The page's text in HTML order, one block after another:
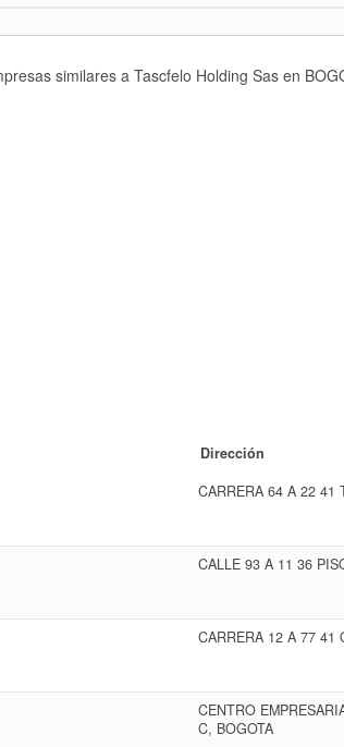
similares a Tascfelo Holding Sas en
Dirección
CARRERA 64 A 22 41
CALLE 93 A 11 36
CARRERA 12 A 77 41
CENTRO
C, BOGOTA